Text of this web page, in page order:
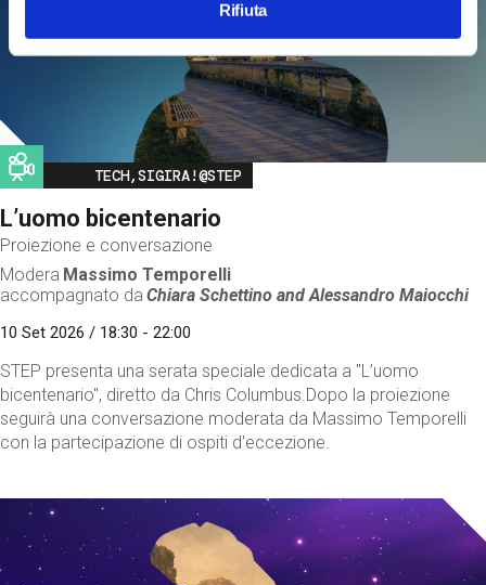
Rifiuta
Image
TECH,SIGIRA!@STEP
L’uomo bicentenario
Proiezione e conversazione
Modera Massimo Temporelli
accompagnato da Chiara Schettino andAlessandro Maiocchi
10 Set 2026 / 18:30 - 22:00
STEP presenta una serata speciale dedicata a "L’uomo
bicentenario", diretto da Chris Columbus.Dopo la proiezione
seguirà una conversazione moderata da Massimo Temporelli
con la partecipazione di ospiti d'eccezione.